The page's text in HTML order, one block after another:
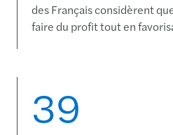
des Français considèrent
faire du profit tout en
39